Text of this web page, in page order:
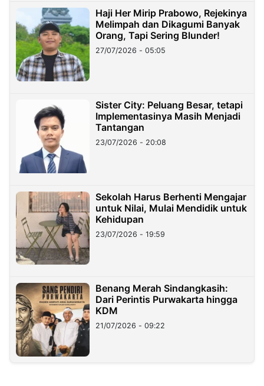
Haji Her Mirip Prabowo, Rejekinya
Melimpah dan Dikagumi Banyak
Orang, Tapi Sering Blunder!
27/07/2026 - 05:05
Sister City: Peluang Besar, tetapi
Implementasinya Masih Menjadi
Tantangan
23/07/2026 - 20:08
Sekolah Harus Berhenti Mengajar
untuk Nilai, Mulai Mendidik untuk
Kehidupan
23/07/2026 - 19:59
Benang Merah Sindangkasih:
Dari Perintis Purwakarta hingga
KDM
21/07/2026 - 09:22